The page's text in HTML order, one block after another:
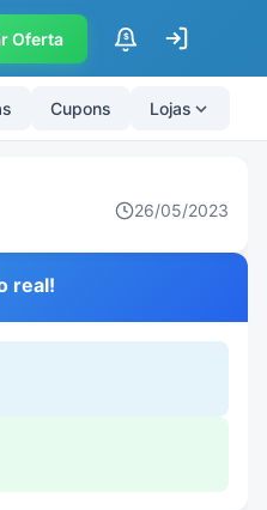
Oferta $
Cupons Lojas
26/05/2023
real!